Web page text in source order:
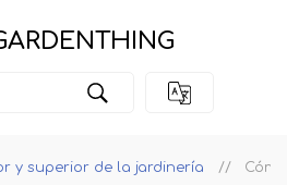
y superior de la jardinería